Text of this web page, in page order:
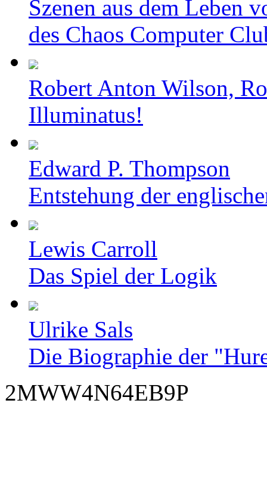
Szenen aus dem Leben
des Chaos Computer
Robert Anton Wilson,
Illuminatus!
Edward P. Thompson
Entstehung der
Lewis Carroll
Das Spiel der Logik
Ulrike Sals
Die Biographie der
2MWW4N64EB9P